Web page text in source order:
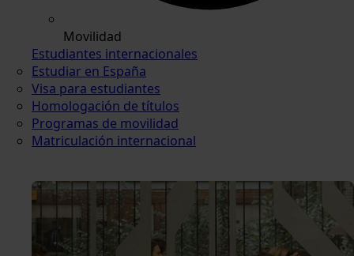
Movilidad
Estudiantes internacionales
Estudiar en España
Visa para estudiantes
Homologación de títulos
Programas de movilidad
Matriculación internacional